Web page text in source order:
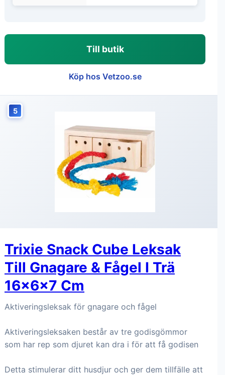
Till butik
Köp hos Vetzoo.se
5
Trixie Snack Cube Leksak
Till Gnagare & Fågel I Trä
16×6×7 Cm
Aktiveringsleksak för gnagare och fågel
Aktiveringsleksaken består av tre godisgömmor
som har rep som djuret kan dra i för att få godisen
Detta stimulerar ditt husdjur och ger dem tillfälle att